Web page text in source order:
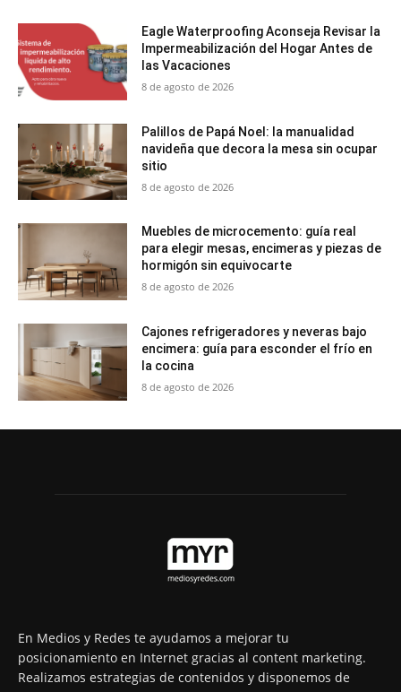
Eagle Waterproofing Aconseja Revisar la
Impermeabilización del Hogar Antes de
las Vacaciones
8 de agosto de 2026
Palillos de Papá Noel: la manualidad
navideña que decora la mesa sin ocupar
sitio
8 de agosto de 2026
Muebles de microcemento: guía real
para elegir mesas, encimeras y piezas de
hormigón sin equivocarte
8 de agosto de 2026
Cajones refrigeradores y neveras bajo
encimera: guía para esconder el frío en
la cocina
8 de agosto de 2026
En Medios y Redes te ayudamos a mejorar tu
posicionamiento en Internet gracias al content marketing.
Realizamos estrategias de contenidos y disponemos de